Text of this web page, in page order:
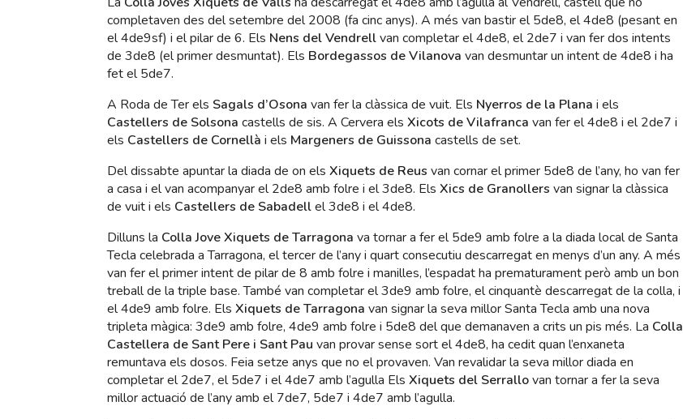
completaven des del setembre del 2008 (fa cinc anys). A més van bastir el 5de8, el 4de8 (pesant en
el 4de9sf) i el pilar de 6. Els Nens del Vendrellvan completar el 4de8, el 2de7 i van fer dos intents
de 3de8 (el primer desmuntat). Els Bordegassos de Vilanova van desmuntar un intent de 4de8 i ha
fet el 5de7.
A Roda de Ter els Sagals d’Osona van fer la clàssica de vuit. Els Nyerros de la Plana i els
Castellers de Solsona castells de sis. A Cervera els Xicots de Vilafranca van fer el 4de8 i el 2de7 i
els Castellers de Cornellà i els Margeners de Guissona castells de set.
Del dissabte apuntar la diada de on els Xiquets de Reus van cornar el primer 5de8 de l’any, ho van fer
a casa i el van acompanyar el 2de8 amb folre i el 3de8. Els Xics de Granollers van signar la clàssica
de vuit i els Castellers de Sabadellel 3de8 i el 4de8.
Dilluns la Colla Jove Xiquets de Tarragona va tornar a fer el 5de9 amb folre a la diada local de Santa
Tecla celebrada a Tarragona, el tercer de l’any i quart consecutiu descarregat en menys d’un any. A més
van fer el primer intent de pilar de 8 amb folre i manilles, l’espadat ha prematurament però amb un bon
treball de la triple base. També van completar el 3de9 amb folre, el cinquantè descarregat de la colla, i
el 4de9 amb folre. Els Xiquets de Tarragona van signar la seva millor Santa Tecla amb una nova
tripleta màgica: 3de9 amb folre, 4de9 amb folre i 5de8 del que demanaven a crits un pis més. La Colla
Castellera de Sant Pere i Sant Pau van provar sense sort el 4de8, ha cedit quan l’enxaneta
remuntava els dosos. Feia setze anys que no el provaven. Van revalidar la seva millor diada en
completar el 2de7, el 5de7 i el 4de7 amb l’agulla Els Xiquets del Serrallovan tornar a fer la seva
millor actuació de l’any amb el 7de7, 5de7 i 4de7 amb l’agulla.